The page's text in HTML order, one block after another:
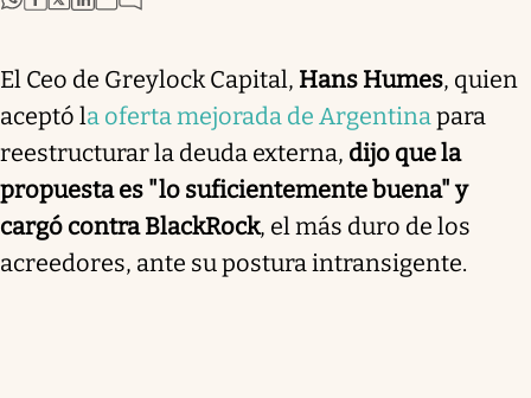
El Ceo de Greylock Capital, Hans Humes, quien
aceptó la oferta mejorada de Argentinapara
reestructurar la deuda externa, dijo que la
propuesta es "lo suficientemente buena" y
cargó contra BlackRock, el más duro de los
acreedores, ante su postura intransigente.